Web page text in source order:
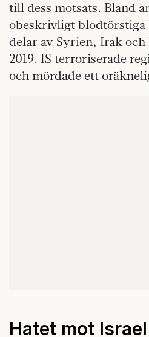
till dess motsats. Bland
obeskrivligt blodtörstiga
delar av Syrien, Irak
2019. IS terroriserade
och mördade ett
Hatet mot